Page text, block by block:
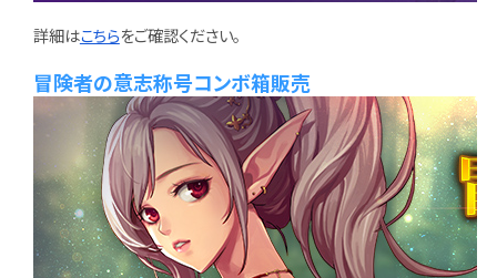
詳細はこちらをご確認ください。
冒険者の意志称号コンボ箱販売